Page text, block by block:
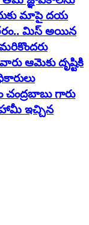
గారు
హామీ ఇచ్చిన